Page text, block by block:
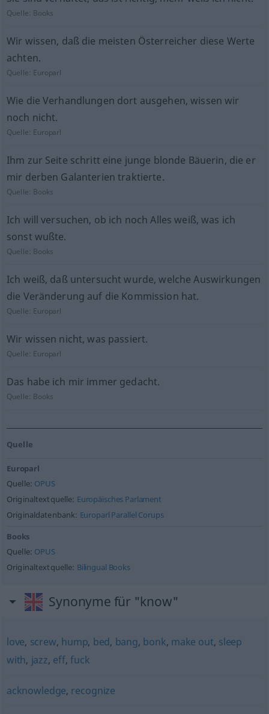
Quelle: Books
Wir wissen, daß die meisten Österreicher diese Werte
achten.
Quelle: Europarl
Wie die Verhandlungen dort ausgehen, wissen wir
noch nicht.
Quelle: Europarl
Ihm zur Seite schritt eine junge blonde Bäuerin, die er
mir derben Galanterien traktierte.
Quelle: Books
Ich will versuchen, ob ich noch Alles weiß, was ich
sonst wußte.
Quelle: Books
Ich weiß, daß untersucht wurde, welche Auswirkungen
die Veränderung auf die Kommission hat.
Quelle: Europarl
Wir wissen nicht, was passiert.
Quelle: Europarl
Das habe ich mir immer gedacht.
Quelle: Books
Quelle
Europarl
Quelle: OPUS
Originaltextquelle: Europäisches Parlament
Originaldatenbank: Europarl Parallel Corups
Books
Quelle: OPUS
Originaltextquelle: Bilingual Books
Synonyme für "know"
love, screw, hump, bed, bang, bonk, make out, sleep
with, jazz, eff,fuck
acknowledge, recognize